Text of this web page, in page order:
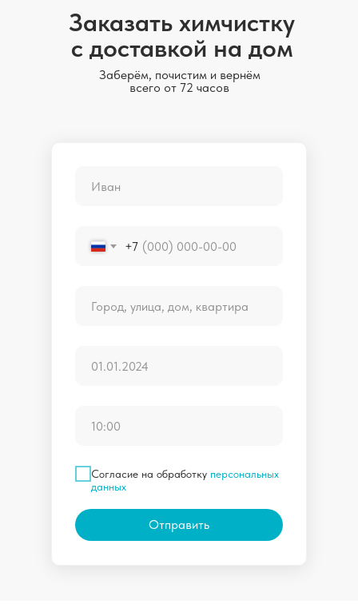
Заказать химчистку
с доставкой на дом
Заберём, почистим и вернём
всего от 72 часов
+7
Согласие на обработку персональных
данных
Отправить